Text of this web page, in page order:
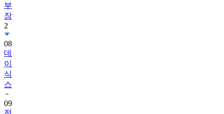
부
장
2
08
데
이
식
스
09